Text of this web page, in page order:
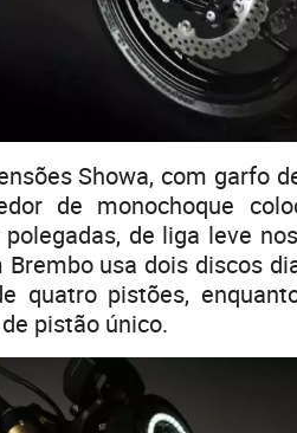
Showa, com garfo
de monochoque
de liga leve
usa dois discos
quatro pistões,
pistão único.